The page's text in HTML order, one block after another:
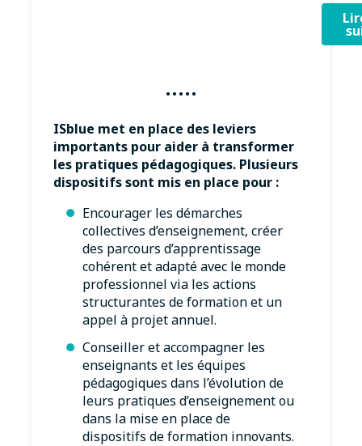
·····
ISblue met en place des leviers
importants pour aider à transformer
les pratiques pédagogiques. Plusieurs
dispositifs sont mis en place pour :
Encourager les démarches
collectives d’enseignement, créer
des parcours d’apprentissage
cohérent et adapté avec le monde
professionnel via les actions
structurantes de formation et un
appel à projet annuel.
Conseiller et accompagner les
enseignants et les équipes
pédagogiques dans l’évolution de
leurs pratiques d’enseignement ou
dans la mise en place de
dispositifs de formation innovants.